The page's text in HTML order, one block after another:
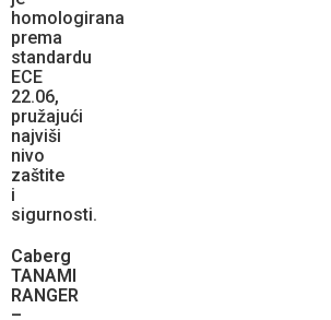
homologirana
prema
standardu
ECE
22.06,
pružajući
najviši
nivo
zaštite
i
sigurnosti.
Caberg
TANAMI
RANGER
–